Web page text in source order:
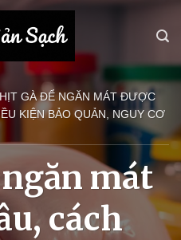
GÀ ĐỂ NGĂN MÁT ĐƯỢC
KIỆN BẢO QUẢN, NGUY CƠ
mát
cách